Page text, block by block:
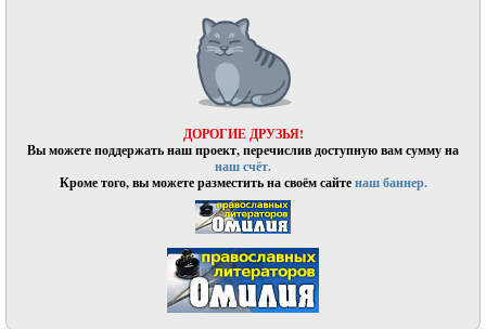
ДОРОГИЕ ДРУЗЬЯ!
Вы можете поддержать наш проект, перечислив доступную вам сумму на
наш счёт.
Кроме того, вы можете разместить на своём сайтенаш баннер.